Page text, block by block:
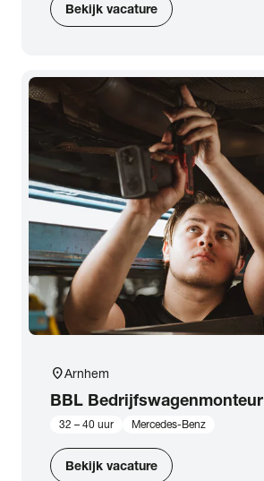
Bekijk vacature
location_onArnhem
BBL Bedrijfswagenmonteur
32 – 40 uur Mercedes-Benz
Bekijk vacature